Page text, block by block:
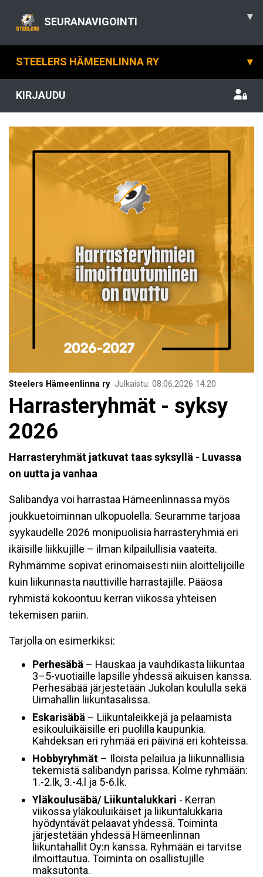
SEURANAVIGOINTI ▾
STEELERS HÄMEENLINNA RY ▾
KIRJAUDU
Steelers Hämeenlinna ry Julkaistu: 08.06.2026 14.20
Harrasteryhmät - syksy
2026
Harrasteryhmät jatkuvat taas syksyllä - Luvassa
on uutta ja vanhaa
Salibandya voi harrastaa Hämeenlinnassa myös
joukkuetoiminnan ulkopuolella. Seuramme tarjoaa
syykaudelle 2026 monipuolisia harrasteryhmiä eri
ikäisille liikkujille – ilman kilpailullisia vaateita.
Ryhmämme sopivat erinomaisesti niin aloittelijoille
kuin liikunnasta nauttiville harrastajille. Pääosa
ryhmistä kokoontuu kerran viikossa yhteisen
tekemisen pariin.
Tarjolla on esimerkiksi:
Perhesäbä – Hauskaa ja vauhdikasta liikuntaa
3–5-vuotiaille lapsille yhdessä aikuisen kanssa.
Perhesäbää järjestetään Jukolan koululla sekä
Uimahallin liikuntasalissa.
Eskarisäbä – Liikuntaleikkejä ja pelaamista
esikouluikäisille eri puolilla kaupunkia.
Kahdeksan eri ryhmää eri päivinä eri kohteissa.
Hobbyryhmät – Iloista pelailua ja liikunnallisia
tekemistä salibandyn parissa. Kolme ryhmään:
1.-2.lk, 3.-4.l ja 5-6.lk.
Yläkoulusäbä/ Liikuntalukkari - Kerran
viikossa yläkouluikäiset ja liikuntalukkaria
hyödyntävät pelaavat yhdessä. Toiminta
järjestetään yhdessä Hämeenlinnan
liikuntahallit Oy:n kanssa. Ryhmään ei tarvitse
ilmoittautua. Toiminta on osallistujille
maksutonta.